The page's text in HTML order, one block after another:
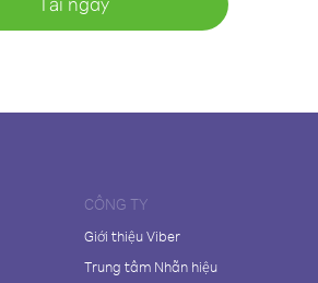
CÔNG TY
Giới thiệu Viber
Trung tâm Nhãn hiệu